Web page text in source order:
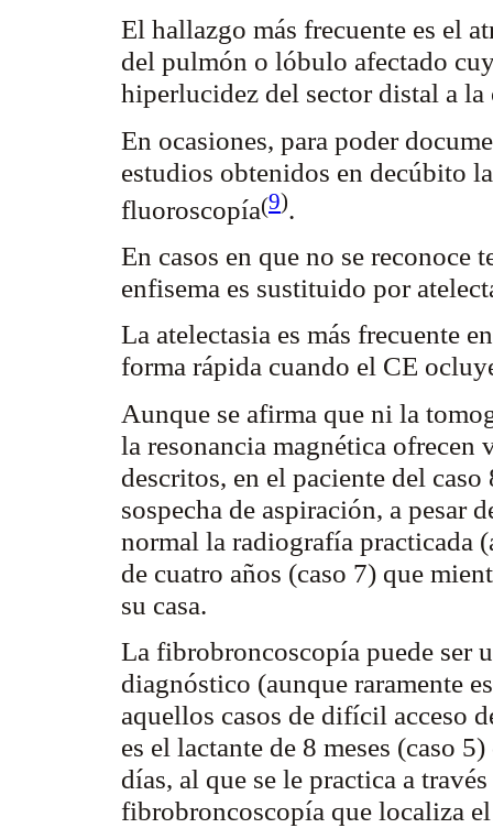
El hallazgo más frecuente es el
del pulmón o lóbulo afectado
hiperlucidez del sector distal a
En ocasiones, para poder
estudios obtenidos en decúbito
fluoroscopía(9).
En casos en que no se reconoce
enfisema es sustituido por
La atelectasia es más frecuente
forma rápida cuando el CE
Aunque se afirma que ni la
la resonancia magnética
descritos, en el paciente del
sospecha de aspiración, a pesar
normal la radiografía practicada
de cuatro años (caso 7) que
su casa.
La fibrobroncoscopía puede ser
diagnóstico (aunque raramente
aquellos casos de difícil acceso
es el lactante de 8 meses (caso
días, al que se le practica a
fibrobroncoscopía que localiza